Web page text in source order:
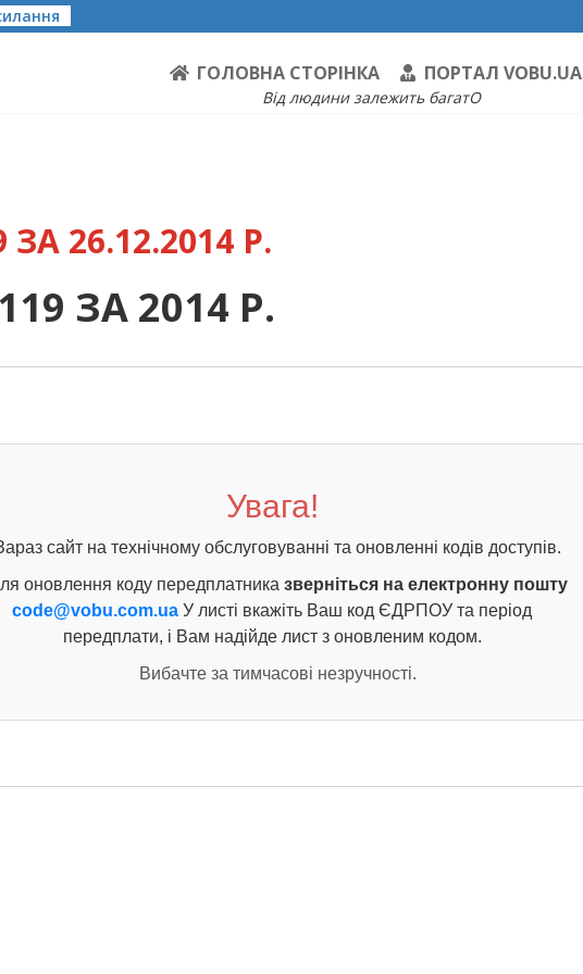
ГОЛОВНА СТОРІНКА ПОРТАЛ VOBU.UA
Від людини залежить багатО
26.12.2014 Р.
ЗА 2014 Р.
Увага!
сайт на технічному обслуговуванні та оновленні кодів доступів.
оновлення коду передплатника зверніться на електронну пошту
code@vobu.com.ua У листі вкажіть Ваш код ЄДРПОУ та період
передплати, і Вам надійде лист з оновленим кодом.
Вибачте за тимчасові незручності.